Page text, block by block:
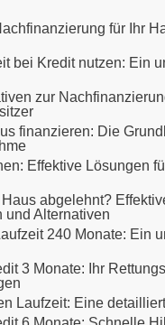
für Ihr
bei Kredit nutzen: Ein
zur
finanzieren: Die
Effektive Lösungen
abgelehnt?
und Alternativen
240 Monate: Ein
3 Monate: Ihr
Laufzeit: Eine